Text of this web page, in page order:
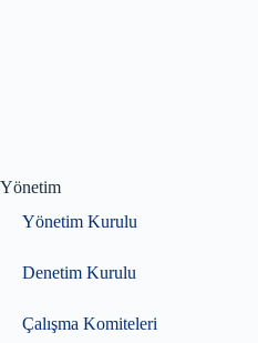
Yönetim
Yönetim Kurulu
Denetim Kurulu
Çalışma Komiteleri